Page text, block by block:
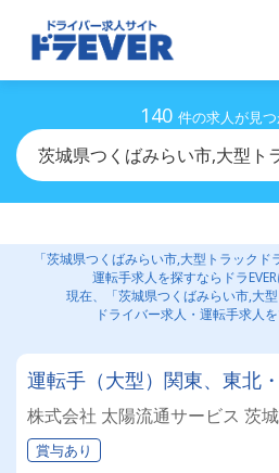
140 件の求人が見
茨城県つくばみらい市,大型ト
「茨城県つくばみらい市,大型トラックド
運転手求人を探すならドラ
現在、「茨城県つくばみらい市,大
ドライバー求人・運転手求人
運転手（大型）関東、東北
株式会社 太陽流通サービス 茨
賞与あり